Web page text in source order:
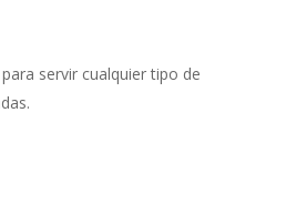
servir cualquier tipo de